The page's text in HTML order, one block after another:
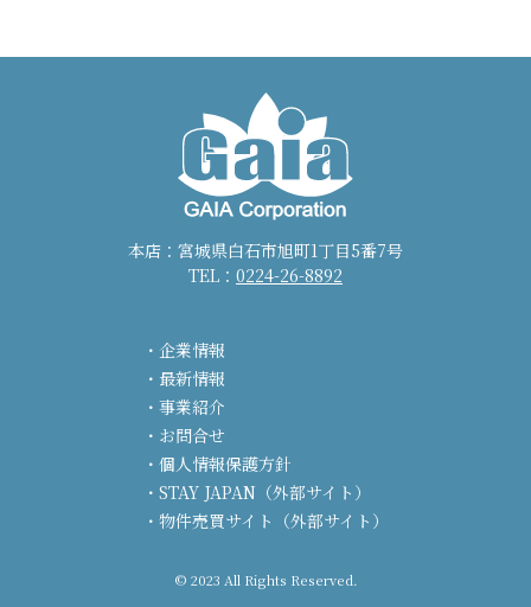
本店：宮城県白石市旭町1丁目5番7号
TEL： 0224-26-8892
企業情報
最新情報
事業紹介
お問合せ
個人情報保護方針
STAY JAPAN（外部サイト）
物件売買サイト（外部サイト）
© 2023 All Rights Reserved.